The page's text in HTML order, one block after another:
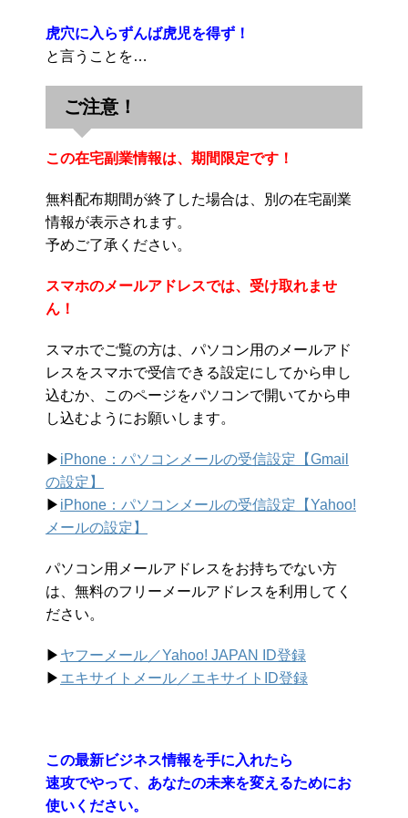
虎穴に入らずんば虎児を得ず！
と言うことを…
ご注意！
この在宅副業情報は、期間限定です！
無料配布期間が終了した場合は、別の在宅副業
情報が表示されます。
予めご了承ください。
スマホのメールアドレスでは、受け取れませ
ん！
スマホでご覧の方は、パソコン用のメールアド
レスをスマホで受信できる設定にしてから申し
込むか、このページをパソコンで開いてから申
し込むようにお願いします。
▶︎ iPhone：パソコンメールの受信設定【Gmail
の設定】
▶︎ iPhone：パソコンメールの受信設定【Yahoo!
メールの設定】
パソコン用メールアドレスをお持ちでない方
は、無料のフリーメールアドレスを利用してく
ださい。
▶︎ ヤフーメール／Yahoo! JAPAN ID登録
▶︎ エキサイトメール／エキサイトID登録
この最新ビジネス情報を手に入れたら
速攻でやって、あなたの未来を変えるためにお
使いください。